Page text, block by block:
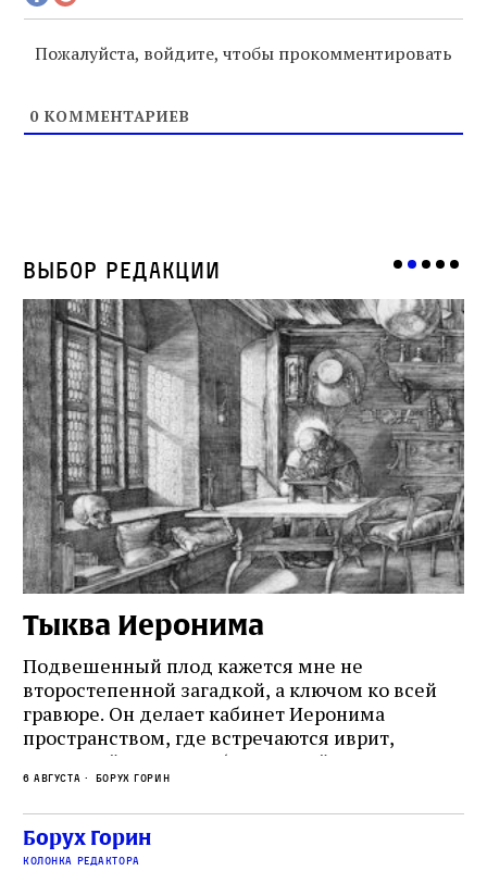
Пожалуйста, войдите, чтобы прокомментировать
0 КОММЕНТАРИЕВ
Выбор редакции
Тыква Иеронима
Подвешенный плод кажется мне не
второстепенной загадкой, а ключом ко всей
гравюре. Он делает кабинет Иеронима
пространством, где встречаются иврит,
греческий и латынь; буквальный смысл и
церковная традиция; филологическая
точность и понятность; переводчик,
убеждённый в необходимости исправления, и
читатель, воспринимающий исправление как
6 августа Борух Горин
Борух Горин
колонка редактора